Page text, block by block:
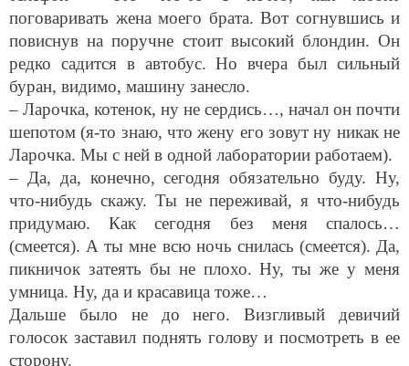
поговаривать жена моего брата. Вот согнувшись и
повиснув на поручне стоит высокий блондин. Он
редко садится в автобус. Но вчера был сильный
буран, видимо, машину занесло.
– Ларочка, котенок, ну не сердись…, начал он почти
шепотом (я-то знаю, что жену его зовут ну никак не
Ларочка. Мы с ней в одной лаборатории работаем).
– Да, да, конечно, сегодня обязательно буду. Ну,
что-нибудь скажу. Ты не переживай, я что-нибудь
придумаю. Как сегодня без меня спалось…
(смеется). А ты мне всю ночь снилась (смеется). Да,
пикничок затеять бы не плохо. Ну, ты же у меня
умница. Ну, да и красавица тоже…
Дальше было не до него. Визгливый девичий
голосок заставил поднять голову и посмотреть в ее
сторону.